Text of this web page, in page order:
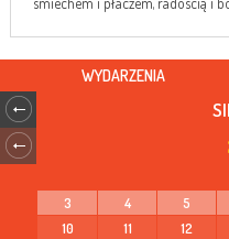
WYDARZENIA
3
4 5
10
11 12